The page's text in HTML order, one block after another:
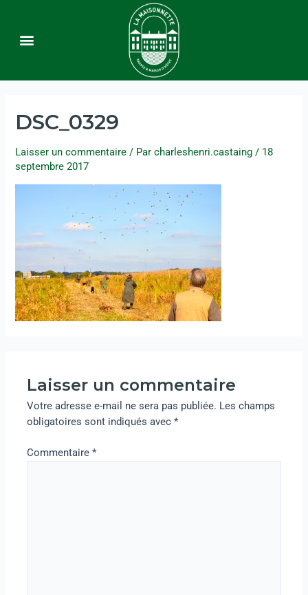
DSC_0329
Laisser un commentaire / Parcharleshenri.castaing / 18
septembre 2017
Laisser un commentaire
Votre adresse e-mail ne sera pas publiée. Les champs
obligatoires sont indiqués avec*
Commentaire*